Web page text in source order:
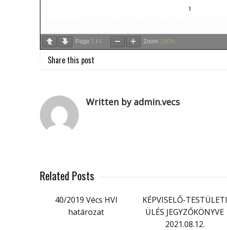
Page 1 / 4 Zoom 100%
Share this post
Written by admin.vecs
Related Posts
40/2019 Vécs HVI
határozat
KÉPVISELŐ-TESTÜLETI
ÜLÉS JEGYZŐKÖNYVE
2021.08.12.